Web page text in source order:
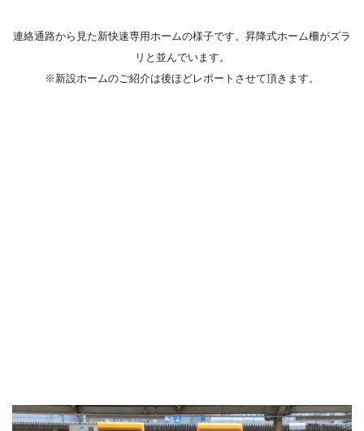
連絡通路から見た新快速専用ホームの様子です。昇降式ホーム柵がズラ
リと並んでいます。
※新設ホームのご紹介は後ほどレポートさせて頂きます。